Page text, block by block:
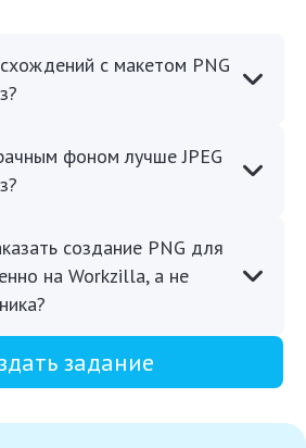
с макетом PNG
фоном лучше JPEG
создание PNG для
на Workzilla, а не
задание